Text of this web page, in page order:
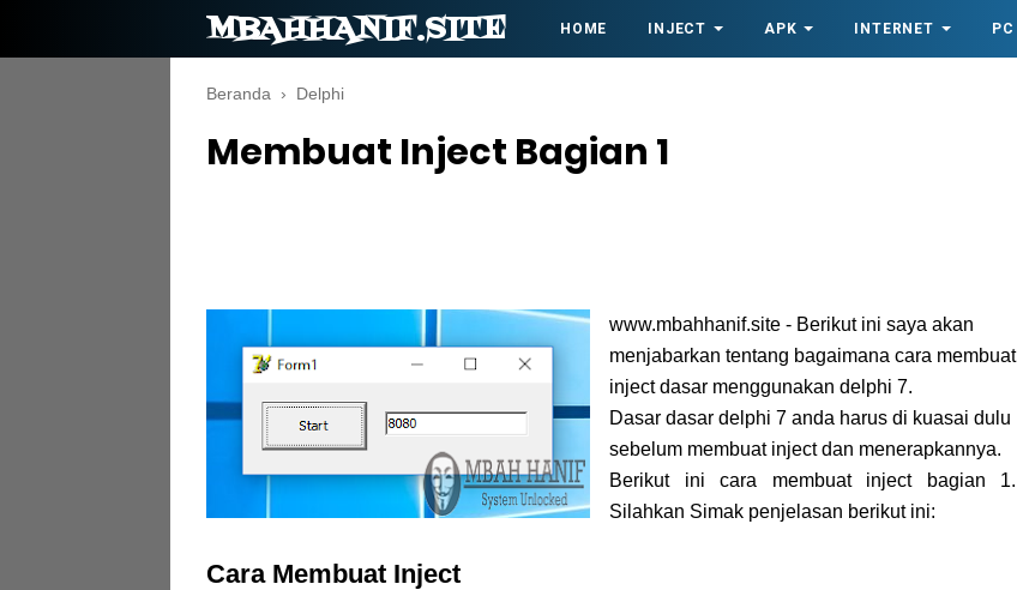
MBAHHANIF.SITE HOME INJECT APK INTERNET PC
Beranda › Delphi
Membuat Inject Bagian 1
www.mbahhanif.site - Berikut ini saya akan
menjabarkan tentang bagaimana cara membuat
inject dasar menggunakan delphi 7.
Dasar dasar delphi 7 anda harus di kuasai dulu
sebelum membuat inject dan menerapkannya.
Berikut ini cara membuat inject bagian 1.
Silahkan Simak penjelasan berikut ini:
Cara Membuat Inject